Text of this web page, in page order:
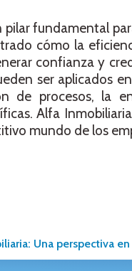
pilar fundamental
cómo la
confianza y
ser aplicados
de procesos, la
Alfa
mundo de los
Una perspectiva